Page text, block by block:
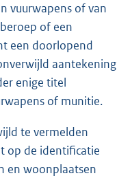
vuurwapens of van
of een
een doorlopend
aantekening
enige titel
of munitie.
te vermelden
op de identificatie
en woonplaatsen